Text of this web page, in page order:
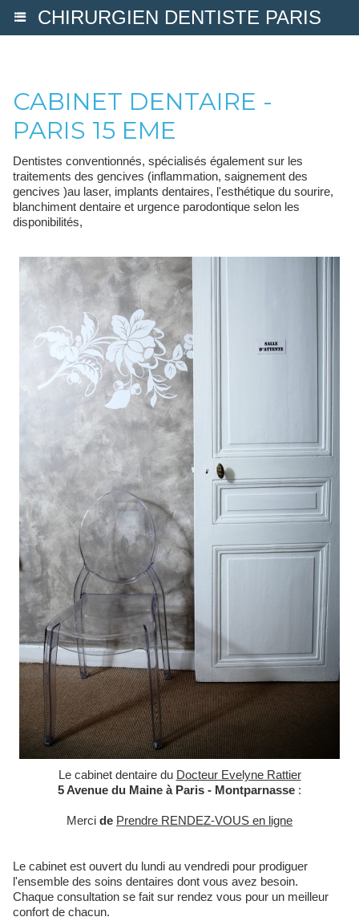
CHIRURGIEN DENTISTE PARIS
CABINET DENTAIRE -
PARIS 15 EME
Dentistes conventionnés, spécialisés également sur les
traitements des gencives (inflammation, saignement des
gencives )au laser, implants dentaires, l'esthétique du sourire,
blanchiment dentaire et urgence parodontique selon les
disponibilités,
Le cabinet dentaire du Docteur Evelyne Rattier
5 Avenue du Maine à Paris - Montparnasse :
Merci de Prendre RENDEZ-VOUS en ligne
Le cabinet est ouvert du lundi au vendredi pour prodiguer
l'ensemble des soins dentaires dont vous avez besoin.
Chaque consultation se fait sur rendez vous pour un meilleur
confort de chacun.